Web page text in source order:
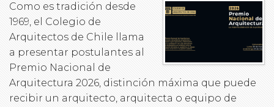
Como es tradición desde
1969, el Colegio de
Arquitectos de Chile llama
a presentar postulantes al
Premio Nacional de
Arquitectura 2026, distinción máxima que puede
recibir un arquitecto, arquitecta o equipo de